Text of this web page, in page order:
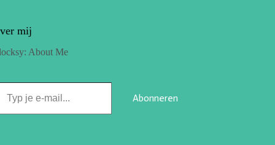
mij
About Me
Abonneren